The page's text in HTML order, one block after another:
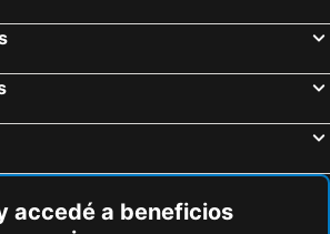
accedé a beneficios